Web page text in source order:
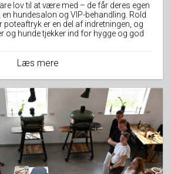
lov til at være med – de får deres egen
en hundesalon og VIP-behandling. Rold
poteaftryk er en del af indretningen, og
og hunde tjekker ind for hygge og god
Læs mere